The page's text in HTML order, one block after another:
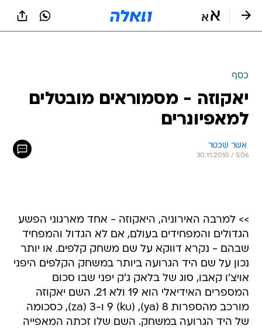
כסף
יאקוזה - מסמוראים מובטלים
למאפיונרים
אשר שכטר
30.11.2010 / 5:06
>> למרבה האירוניה, היאקוזה - אחד מארגוני הפשע
הגדולים והמפחידים בעולם, אם לא הגדול והמפחיד
שבהם - נקרא דווקא על שם משחק קלפים. או יותר
נכון על שם היד הגרועה ביותר במשחק הקלפים היפני
אויצ'ו קאבו, סוג של בלאק ג'ק יפני שבו סכום
המספרים האידיאלי הוא 19 ולא 21. השם יאקוזה
מורכב מהספרות 8 (ya), 9 (ku) ו-3 (za), כסכומה
של היד הגרועה במשחק. השם שלו זכתה המאפייה